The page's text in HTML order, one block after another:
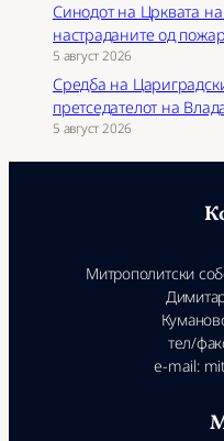
Синодот на Црквата
настраданите од
5 август 2026
Средба на
претседателот на
5 август 2026
Митрополитски
тел/
e-mail: